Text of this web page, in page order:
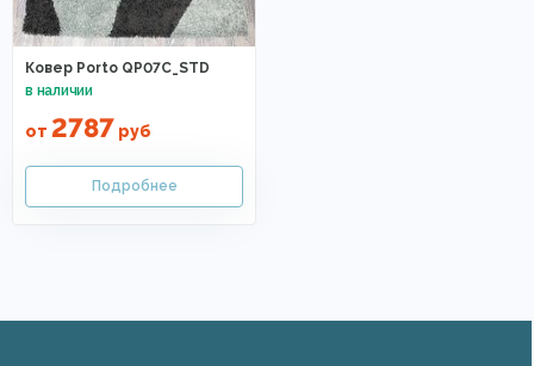
Ковер Porto QP07C_STD
от 2787 руб